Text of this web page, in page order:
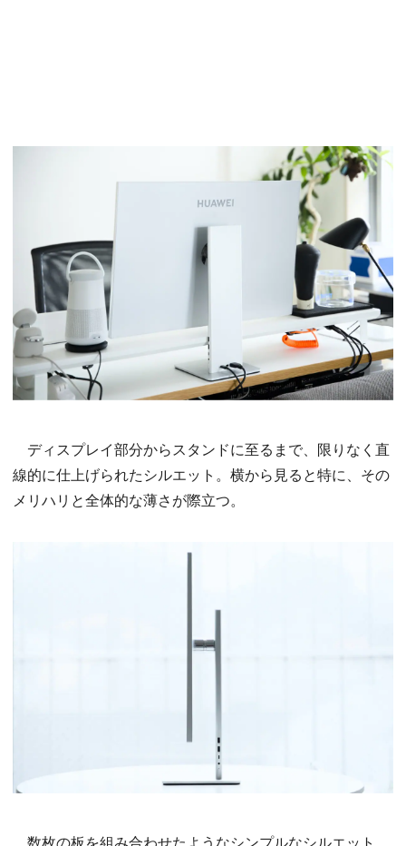
ディスプレイ部分からスタンドに至るまで、限りなく直
線的に仕上げられたシルエット。横から見ると特に、その
メリハリと全体的な薄さが際立つ。